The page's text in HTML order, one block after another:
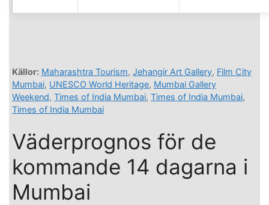
Källor: Maharashtra Tourism, Jehangir Art Gallery, Film City
Mumbai, UNESCO World Heritage, Mumbai Gallery
Weekend, Times of India Mumbai, Times of India Mumbai,
Times of India Mumbai
Väderprognos för de
kommande 14 dagarna i
Mumbai